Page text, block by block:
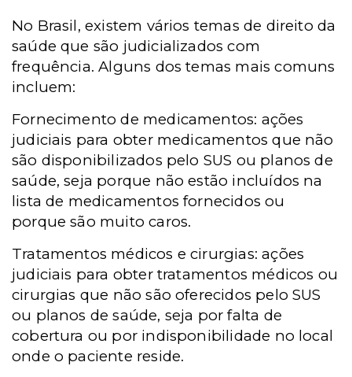
No Brasil, existem vários temas de direito da
saúde que são judicializados com
frequência. Alguns dos temas mais comuns
incluem:
Fornecimento de medicamentos: ações
judiciais para obter medicamentos que não
são disponibilizados pelo SUS ou planos de
saúde, seja porque não estão incluídos na
lista de medicamentos fornecidos ou
porque são muito caros.
Tratamentos médicos e cirurgias: ações
judiciais para obter tratamentos médicos ou
cirurgias que não são oferecidos pelo SUS
ou planos de saúde, seja por falta de
cobertura ou por indisponibilidade no local
onde o paciente reside.